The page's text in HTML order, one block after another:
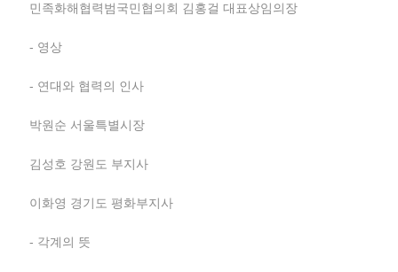
민족화해협력범국민협의회 김홍걸 대표상임의장
- 영상
- 연대와 협력의 인사
박원순 서울특별시장
김성호 강원도 부지사
이화영 경기도 평화부지사
- 각계의 뜻